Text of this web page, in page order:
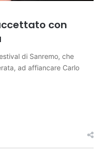
con
di Sanremo, che
ad affiancare Carlo